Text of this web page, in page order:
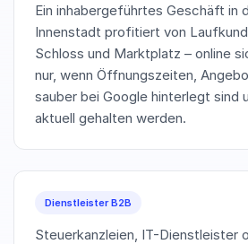
Ein inhabergeführtes Geschäft in
Innenstadt profitiert von
Schloss und Marktplatz – online
nur, wenn Öffnungszeiten,
sauber bei Google hinterlegt sind
aktuell gehalten werden.
Dienstleister B2B
Steuerkanzleien, IT-Dienstleister